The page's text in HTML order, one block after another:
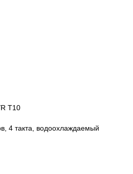
T10
4 такта, водоохлаждаемый